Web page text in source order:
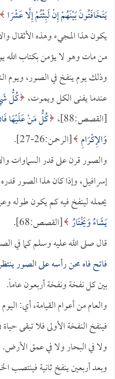
يَتَخَافَتُونَ بَيْنَهُمْ إِنْ لَبِثْتُمْ إِلَّا عَشْرًا
يكون هذا المجيء وهذه الأثقال
من مات وهو لا يؤمن بكتاب الله
وذلك يوم ينفخ في الصور، ويوم
عندما يفنى الكل ويموت، كُلُّ
[القصص:88]،
كُلُّ مَنْ عَلَيْهَا
وَالإِكْرَامِ [الرحمن:26-27].
والصور قرن على قدر السماوات
إسرافيل، وإذا كان هذا الصور
يحمله لينفخ فيه كم يكون طوله
يَشَاءُ وَيَخْتَارُ [القصص:68].
قال صلى الله عليه وسلم كما في
فاتح فاه محن رأسه على الصور
بين كل نفخة ونفخة أربعون عاماً.
والعام من أعوام القيامة، أي:
فينفخ النفخة الأولى فلا تبقى
ولا في البحار ولا في عمق الأرض.
وبعد أربعين ينفخ ثانية فينتصب